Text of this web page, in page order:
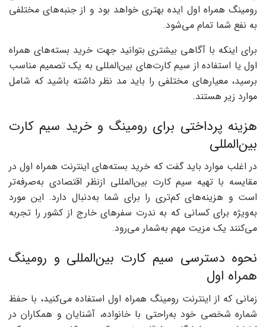
رومینگ همراه اول ایده بهتری خواهد بود و از جنبه‌های مختلفی
به نفع شما تمام می‌شود.
برای اینکه با آگاهی بیشتری بتوانید جهت خرید بسته‌های همراه
اول یا استفاده از سیم کارت‌های بین‌المللی به یک تصمیم مناسب
برسید، معیارهای مختلفی را باید مد نظر داشته باشید که شامل
موارد زیر هستند.
هزینه پرداختی برای رومینگ و خرید سیم کارت
بین‌المللی
در اغلب موارد باید گفت که خرید بسته‌های اینترنت همراه اول در
مقایسه با تهیه سیم کارت بین‌المللی ازنظر اقتصادی به‌صرفه‌تر
است و هزینه‌های کم‌تری را برای شما به‌دنبال دارد. این مورد
به‌ویژه برای کسانی که به ندرت سفرهای خارج از کشور را تجربه
می‌کنند یک مزیت مهم به‌شمار می‌رود.
نحوه دسترسی سیم کارت بین‌المللی و رومینگ
همراه اول
زمانی که از اینترنت رومینگ همراه اول استفاده می‌کنید، با حفظ
شماره شخصی خود به‌راحتی با خانواده، آشنایان و همکاران در